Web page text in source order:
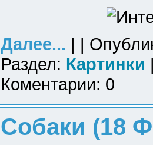
Далее... | |
Раздел: Картинки
Коментарии: 0
Собаки (18